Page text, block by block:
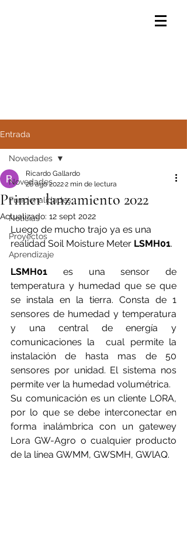
Entrada
Novedades
Funcionalidades
Noticias
Proyectos
Aprendizaje
Novedades
Primer lanzamiento 2022
Ricardo Gallardo
26 ago 20222 min de lectura
Actualizado: 12 sept 2022
Luego de mucho trajo ya es una
realidad Soil Moisture Meter LSMH01.
LSMH01 es una sensor de
temperatura y humedad que se que
se instala en la tierra. Consta de 1
sensores de humedad y temperatura
y una central de energía y
comunicaciones la  cual permite la
instalación de hasta mas de 50
sensores por unidad. El sistema nos
permite ver la humedad volumétrica.
Su comunicación es un cliente LORA,
por lo que se debe interconectar en
forma inalámbrica con un gatewey
Lora GW-Agro o cualquier producto
de la línea GWMM, GWSMH, GWlAQ.